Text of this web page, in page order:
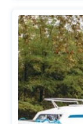
човнів
від
Поруч